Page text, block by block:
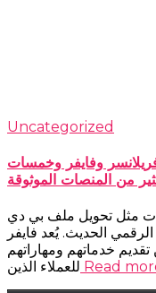
Uncategorized
وفايفر وخمسات
من المنصات الموثوقة
مثل تحويل ملف بي دي
الحديث. يُعد فايفر
خدماتهم ومهاراتهم
للعملاء الذين Read